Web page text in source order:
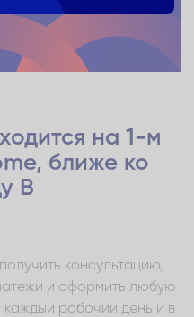
на 1-м
ближе ко
B
консультацию,
и оформить любую
каждый рабочий день и в